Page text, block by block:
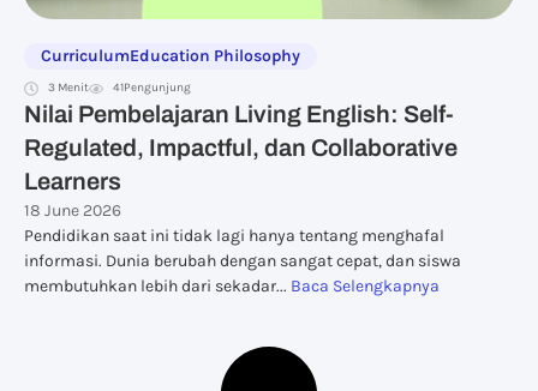
CurriculumEducation Philosophy
3 Menit 41Pengunjung
Nilai Pembelajaran Living English: Self-
Regulated, Impactful, dan Collaborative
Learners
18 June 2026
Pendidikan saat ini tidak lagi hanya tentang menghafal
informasi. Dunia berubah dengan sangat cepat, dan siswa
membutuhkan lebih dari sekadar... Baca Selengkapnya